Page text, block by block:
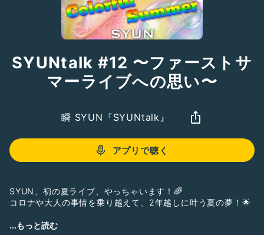
SYUNtalk #12 〜ファーストサ
マーライブへの思い〜
瞬 SYUN『SYUNtalk』
アプリで聴く
SYUN、初の夏ライブ、やっちゃいます！🌈
コロナや大人の事情を乗り越えて、2年越しに叶う夏の夢！🌟
明るくて楽しい夏うたをたーっくさん集めた、
...もっと読む